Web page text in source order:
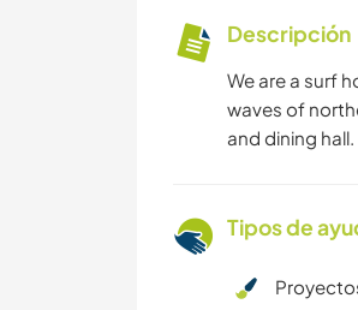
Descripción
We are a surf
waves of
and dining hall.
Tipos de